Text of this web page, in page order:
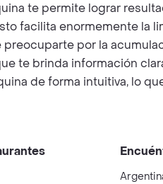
te permite lograr
facilita enormemente la
por la
te brinda información
de forma intuitiva, lo